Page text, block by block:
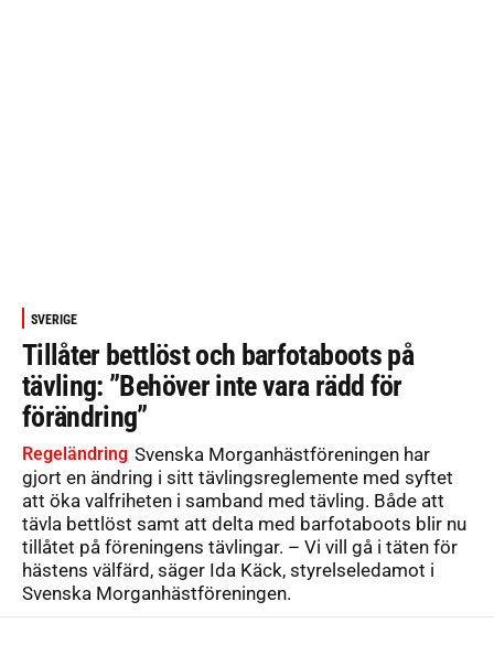
SVERIGE
Tillåter bettlöst och barfotaboots på
tävling: ”Behöver inte vara rädd för
förändring”
Regeländring Svenska Morganhästföreningen har
gjort en ändring i sitt tävlingsreglemente med syftet
att öka valfriheten i samband med tävling. Både att
tävla bettlöst samt att delta med barfotaboots blir nu
tillåtet på föreningens tävlingar. – Vi vill gå i täten för
hästens välfärd, säger Ida Käck, styrelseledamot i
Svenska Morganhästföreningen.